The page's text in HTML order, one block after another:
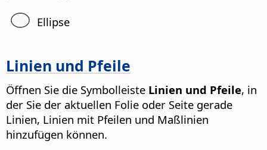
Ellipse
Linien und Pfeile
Öffnen Sie die Symbolleiste Linien und Pfeile, in
der Sie der aktuellen Folie oder Seite gerade
Linien, Linien mit Pfeilen und Maßlinien
hinzufügen können.